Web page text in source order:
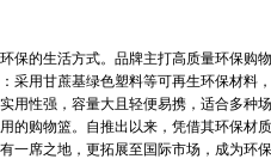
保的生活方式。品牌主打高质量环保购
采用甘蔗基绿色塑料等可再生环保材料
用性强，容量大且轻便易携，适合多种
的购物篮。自推出以来，凭借其环保材
一席之地，更拓展至国际市场，成为环